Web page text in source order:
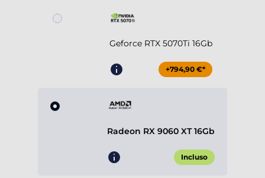
Geforce RTX 5070Ti 16Gb
+794,90 €*
Radeon RX 9060 XT 16Gb
Incluso